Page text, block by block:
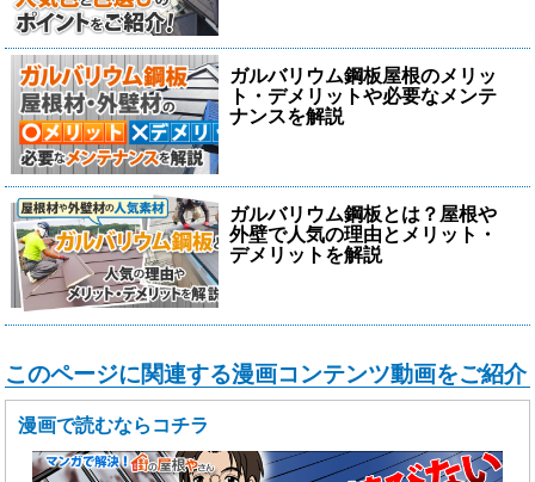
ガルバリウム鋼板屋根のメリッ
ト・デメリットや必要なメンテ
ナンスを解説
ガルバリウム鋼板とは？屋根や
外壁で人気の理由とメリット・
デメリットを解説
このページに関連する漫画コンテンツ動画をご紹介
漫画で読むならコチラ